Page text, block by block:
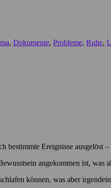
, Dokumente, Probleme, Ruhe,
bestimmte Ereignisse ausgelöst –
angekommen ist, was
können, was aber